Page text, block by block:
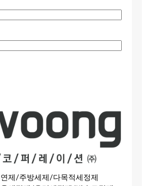
제/주방세제/다목적세정제